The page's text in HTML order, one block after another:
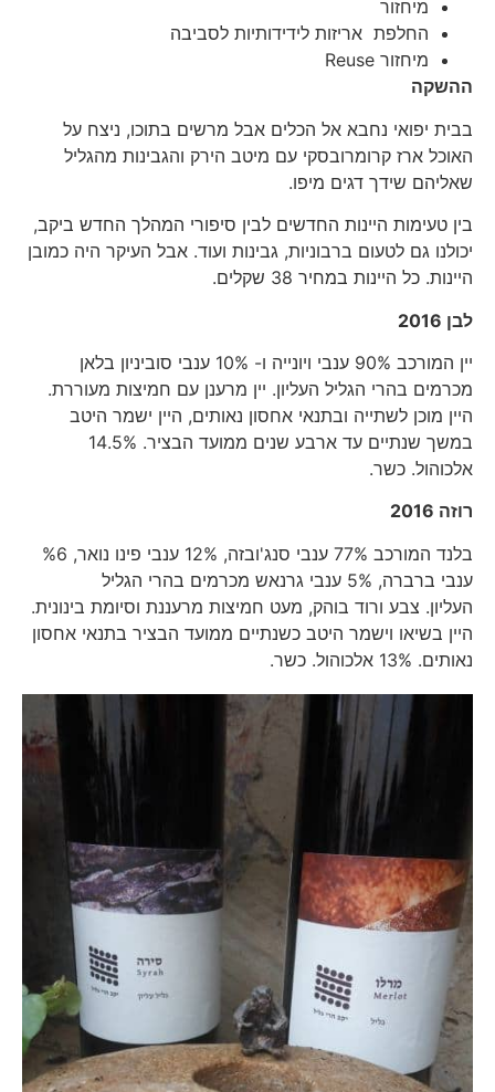
מיחזור
החלפת אריזות לידידותיות לסביבה
מיחזור Reuse
ההשקה
בבית יפואי נחבא אל הכלים אבל מרשים בתוכו, ניצח על
האוכל ארז קרומרובסקי עם מיטב הירק והגבינות מהגליל
שאליהם שידך דגים מיפו.
בין טעימות היינות החדשים לבין סיפורי המהלך החדש ביקב,
יכולנו גם לטעום ברבוניות, גבינות ועוד. אבל העיקר היה כמובן
היינות. כל היינות במחיר 38 שקלים.
לבן 2016
יין המורכב 90% ענבי ויונייה ו- 10% ענבי סוביניון בלאן
מכרמים בהרי הגליל העליון. יין מרענן עם חמיצות מעוררת.
היין מוכן לשתייה ובתנאי אחסון נאותים, היין ישמר היטב
במשך שנתיים עד ארבע שנים ממועד הבציר. 14.5%
אלכוהול. כשר.
רוזה 2016
בלנד המורכב 77% ענבי סנג'ובזה, 12% ענבי פינו נואר, %6
ענבי ברברה, 5% ענבי גרנאש מכרמים בהרי הגליל
העליון. צבע ורוד בוהק, מעט חמיצות מרעננת וסיומת בינונית.
היין בשיאו וישמר היטב כשנתיים ממועד הבציר בתנאי אחסון
נאותים. 13% אלכוהול. כשר.